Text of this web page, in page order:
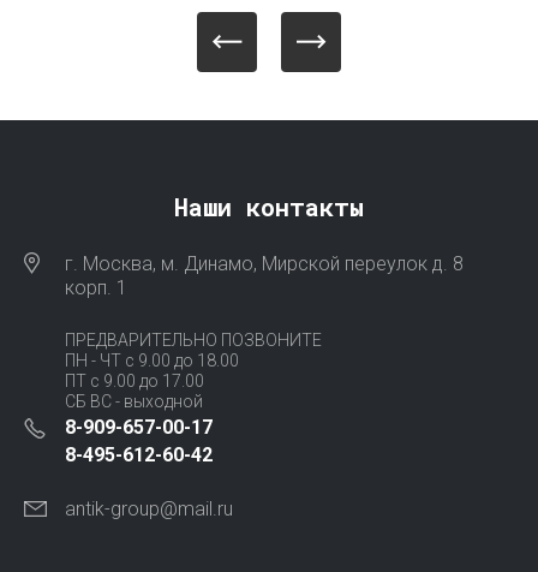
Наши контакты
г. Москва, м. Динамо, Мирской переулок д. 8
корп. 1
ПРЕДВАРИТЕЛЬНО ПОЗВОНИТЕ
ПН - ЧТ с 9.00 до 18.00
ПТ с 9.00 до 17.00
СБ ВС - выходной
8-909-657-00-17
8-495-612-60-42
antik-group@mail.ru